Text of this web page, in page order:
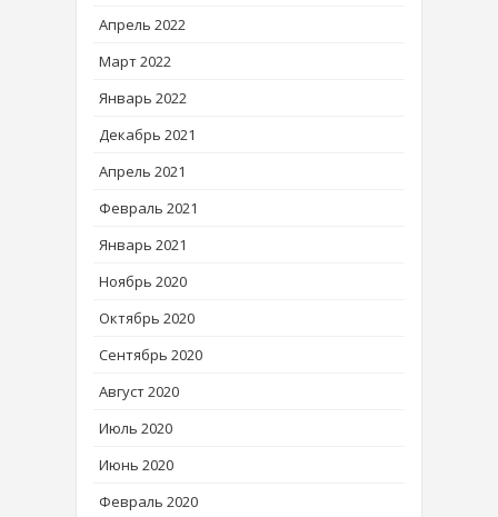
Апрель 2022
Март 2022
Январь 2022
Декабрь 2021
Апрель 2021
Февраль 2021
Январь 2021
Ноябрь 2020
Октябрь 2020
Сентябрь 2020
Август 2020
Июль 2020
Июнь 2020
Февраль 2020